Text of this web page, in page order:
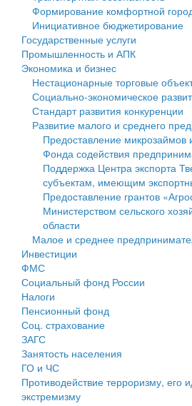
Государственные услуги
Промышленность и АПК
Экономика и бизнес
Символика
Устав
Гостям округа
Туризм
Культура
Образование
Здравоохранение
Социальная защита
Фотоальбом
муниципального округа Тверской
Администрация Кашинского
Тверской области
Управление сельскими
Открытые данные
Работа с обращениями граждан
Муниципальный контроль
Муниципальные услуги
Проекты административных
Антимонопольный комплаенс
Противодействие коррупции
Финансовое управление
Бюджет для граждан
Имущество
Выявление правообладателей
объектов недвижимости
Имущественная поддержка
среднего предпринимательства
Информационная поддержка
среднего предпринимательства
Муниципальные программы
Контрольно-счетная палата
Персональные данные
Оценка регулирующего
Деятельность МУ
Формирование комфортной
Инициативное бюджетирование
Государственные услуги
Промышленность и АПК
Экономика и бизнес
Нестационарные торговые
Социально-экономическое
Стандарт развития конкуренции
Развитие малого и среднего
Предоставление микрозаймов
Фонда содействия
Поддержка Центра экспорта
субъектам, имеющим
Предоставление грантов
Министерством сельского
области
Малое и среднее
Инвестиции
ФМС
Социальный фонд России
Налоги
Пенсионный фонд
Соц. страхование
ЗАГС
Занятость населения
ГО и ЧС
Противодействие терроризму, его
экстремизму